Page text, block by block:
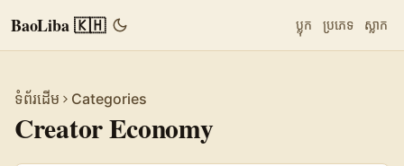
BaoLiba 🇰🇭 ប្លុក ប្រភេទ ស្លាក
ទំព័រដើម Categories
Creator Economy